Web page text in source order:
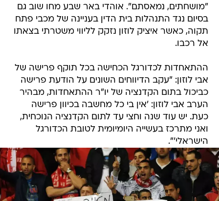
"מושחתים, נמאסתם". אוהדי באר שבע מחו שוב גם
בסיום נגד התנהלות בית הדין בעניינה של מכבי פתח
תקוה, כאשר איציק לוזון נזקק לליווי משטרתי בצאתו
אל רכבו.
ההתאחדות לכדורגל הכחישה בכל תוקף פרישה של
אבי לוזון: "עקב הדיווחים השונים על הודעת פרישה
כביכול בתום הקדנציה של יו"ר ההתאחדות, מבהיר
הערב אבי לוזון: 'אין בי כל מחשבה בכיוון פרישה
כעת. יש עוד שנה וחצי עד לתום הקדנציה הנוכחית,
ואני מתרכז בעשייה היומיומית לטובת הכדורגל
הישראלי'".